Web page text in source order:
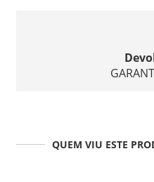
QUEM VIU ESTE